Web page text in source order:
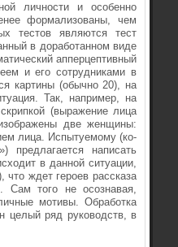
лич­ности и особенно
формализованы, чем
тестов являются тест
в доработанном виде
апперцептивный
и его сотрудниками в
картины (обычно 20), на
Так, например, на
(выражение лица
две женщины:
лица. Испытуемому (ко­
предлага­ется написать
в данной ситуации,
ждет героев рассказа
того не осознавая,
мо­тивы. Обработка
целый ряд руководств, в